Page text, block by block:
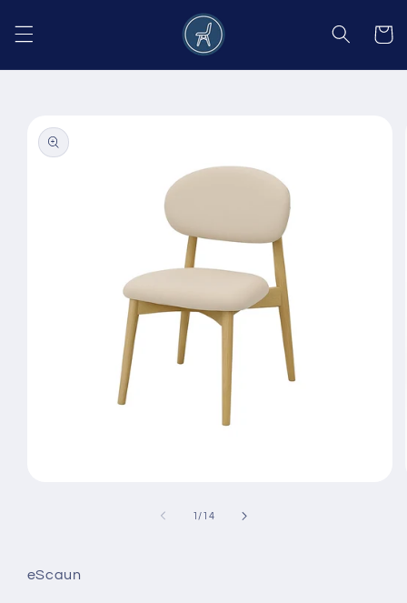
conținut
Coș
informațiile
despre
produs
fereastră
modală
1 /din
14
eScaun